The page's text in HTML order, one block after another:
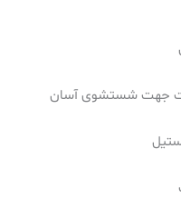
جهت شستشوی آسان